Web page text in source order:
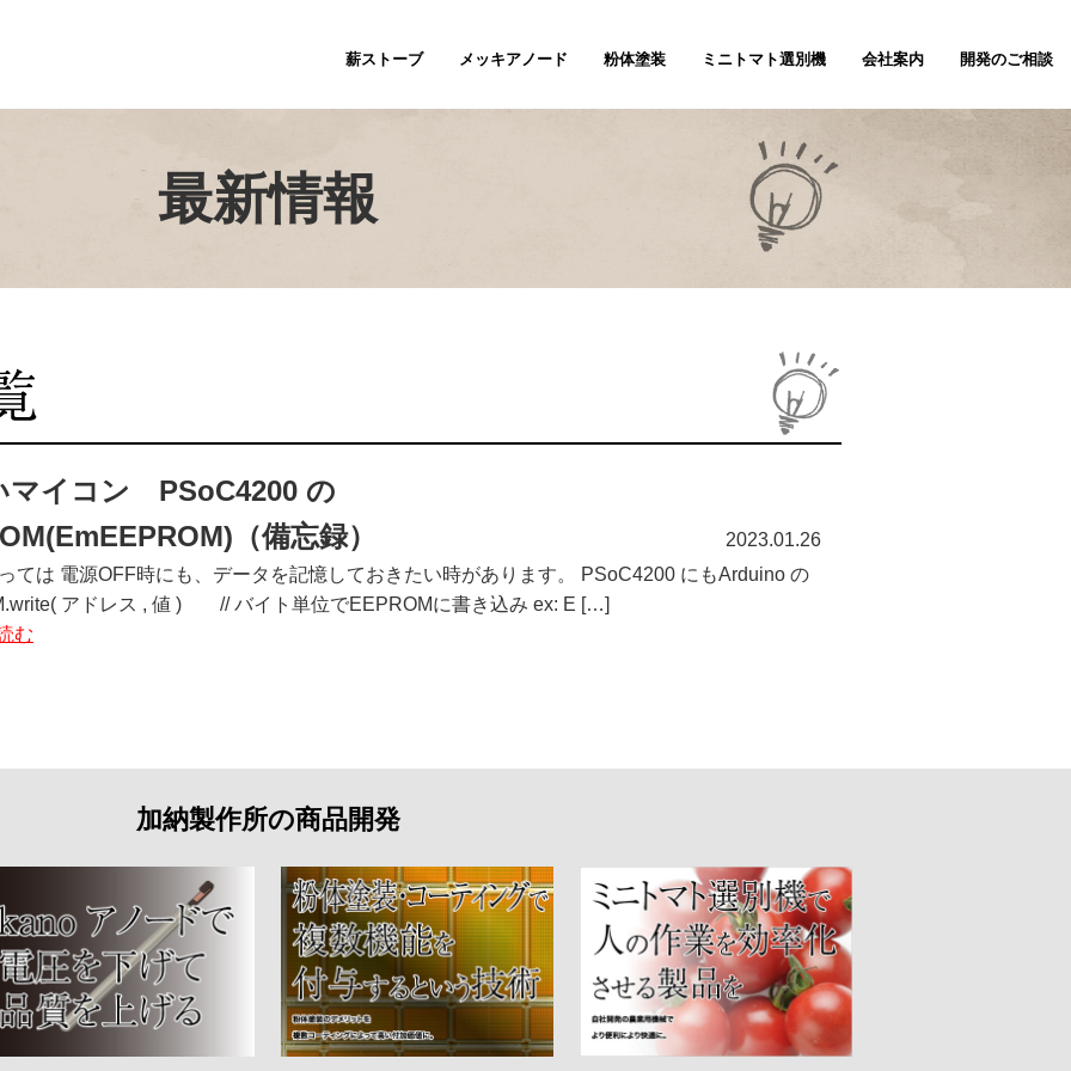
開発のご相談
会社案内
ミニトマト選別機
粉体塗装
メッキアノード
薪ストーブ
最新情報
マイコン PSoC4200 の
（備忘録）
2023.01.26
ては 電源OFF時にも、データを記憶しておきたい時があります。 PSoC4200 にもArduino の
アドレス , 値 ) // バイト単位でEEPROMに書き込み ex: E […]
む
加納製作所の商品開発